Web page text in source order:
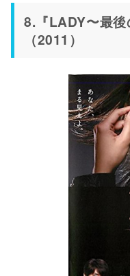
8.『LADY〜最後
（2011）